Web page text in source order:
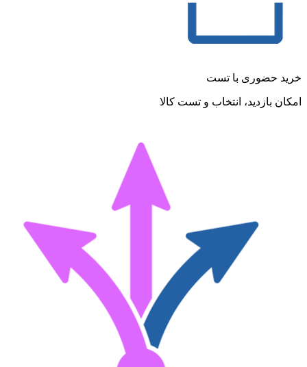
خرید حضوری با تست
امکان بازدید، انتخاب و تست کالا